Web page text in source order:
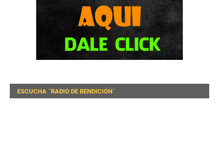
ESCUCHA ¨RADIO DE BENDICIÓN¨